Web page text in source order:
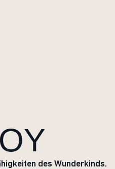
des Wunderkinds.